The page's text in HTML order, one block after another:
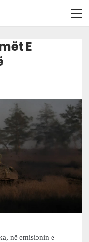
E
në emisionin e